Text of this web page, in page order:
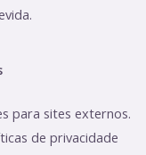
para sites externos.
de privacidade